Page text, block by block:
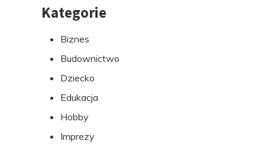
PrzejdźKategorie
Biznes
Budownictwo
Dziecko
Edukacja
Hobby
Imprezy